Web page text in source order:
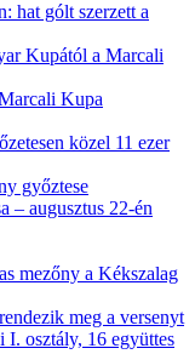
hat gólt szerzett a
Kupától a Marcali
Kupa
közel 11 ezer
győztese
– augusztus 22-én
mezőny a Kékszalag
meg a versenyt
I. osztály, 16 együttes